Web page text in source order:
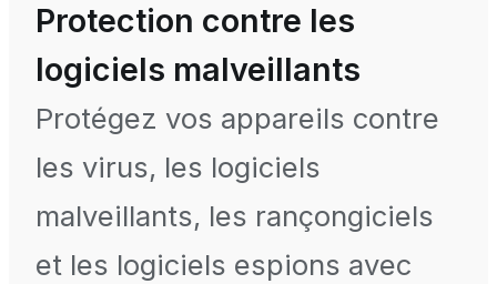
Protection contre les
logiciels malveillants
Protégez vos appareils contre
les virus, les logiciels
malveillants, les rançongiciels
et les logiciels espions avec